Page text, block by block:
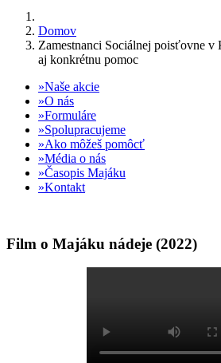
Domov
Zamestnanci Sociálnej poisťovne
aj konkrétnu pomoc
Naše akcie
O nás
Formuláre
Spolupracujeme
Ako môžeš pomôcť
Média o nás
Časopis Majáku
Kontakt
Film o Majáku nádeje (2022)